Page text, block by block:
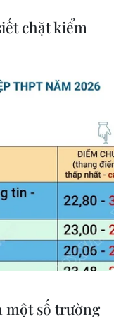
chặt kiểm
một số trường